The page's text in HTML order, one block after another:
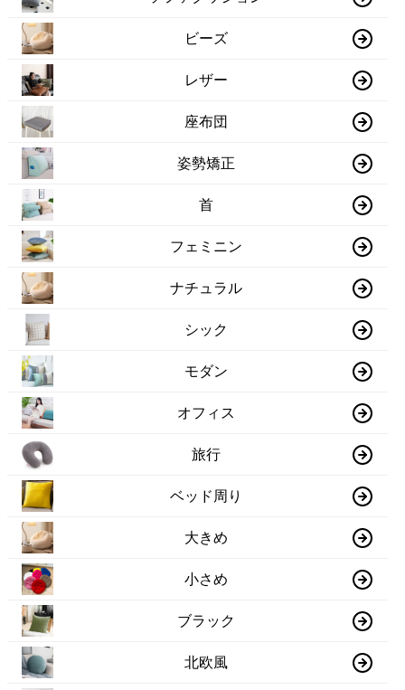
ビーズ
レザー
座布団
姿勢矯正
首
フェミニン
ナチュラル
シック
モダン
オフィス
旅行
ベッド周り
大きめ
小さめ
ブラック
北欧風